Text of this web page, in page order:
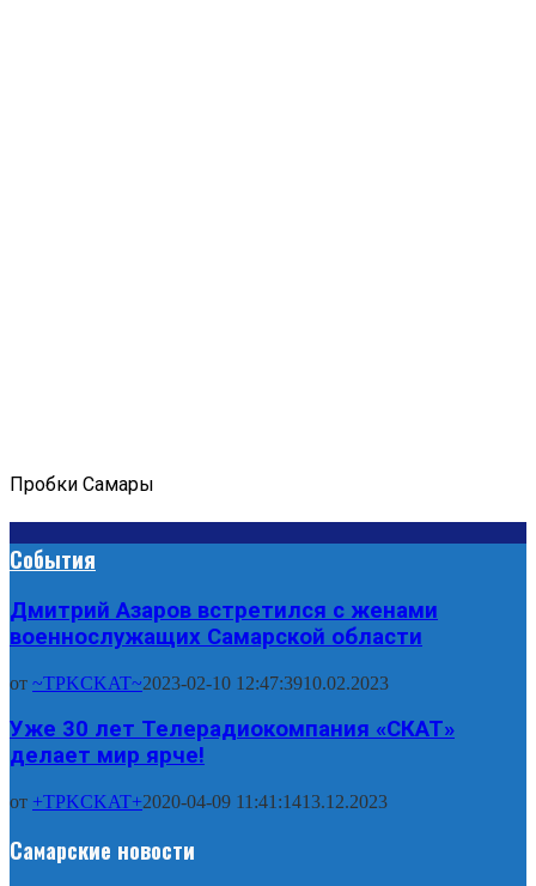
Пробки Самары
События
Дмитрий Азаров встретился с женами
военнослужащих Самарской области
от ~TPKCKAT~2023-02-10 12:47:3910.02.2023
Уже 30 лет Телерадиокомпания «СКАТ»
делает мир ярче!
от +TPKCKAT+2020-04-09 11:41:1413.12.2023
Самарские новости